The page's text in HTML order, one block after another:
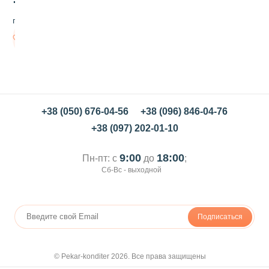
н
а
н
грн/кг
+38 (050) 676-04-56
+38 (096) 846-04-76
+38 (097) 202-01-10
Пн-пт: с 9:00 до 18:00;
Сб-Вс - выходной
Подписаться
© Pekar-konditer 2026. Все права защищены